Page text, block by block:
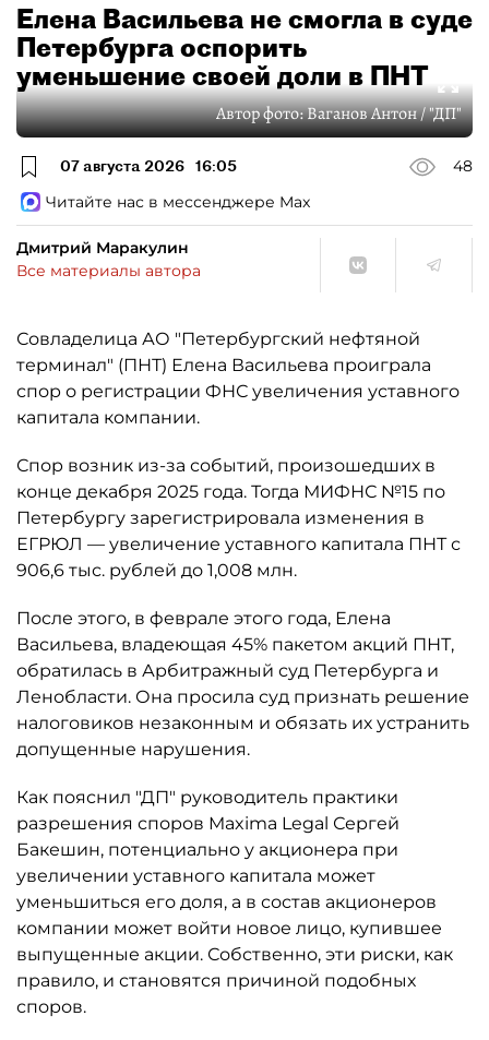
Елена Васильева не смогла в суде
Петербурга оспорить
уменьшение своей доли в ПНТ
Автор фото:Ваганов Антон / "ДП"
07 августа 2026 16:05
48
Читайте нас в мессенджере Max
Дмитрий Маракулин
Все материалы автора
Совладелица АО "Петербургский нефтяной
терминал" (ПНТ) Елена Васильева проиграла
спор о регистрации ФНС увеличения уставного
капитала компании.
Спор возник из-за событий, произошедших в
конце декабря 2025 года. Тогда МИФНС №15 по
Петербургу зарегистрировала изменения в
ЕГРЮЛ — увеличение уставного капитала ПНТ с
906,6 тыс. рублей до 1,008 млн.
После этого, в феврале этого года, Елена
Васильева, владеющая 45% пакетом акций ПНТ,
обратилась в Арбитражный суд Петербурга и
Ленобласти. Она просила суд признать решение
налоговиков незаконным и обязать их устранить
допущенные нарушения.
Как пояснил "ДП" руководитель практики
разрешения споров Maxima Legal Сергей
Бакешин, потенциально у акционера при
увеличении уставного капитала может
уменьшиться его доля, а в состав акционеров
компании может войти новое лицо, купившее
выпущенные акции. Собственно, эти риски, как
правило, и становятся причиной подобных
споров.